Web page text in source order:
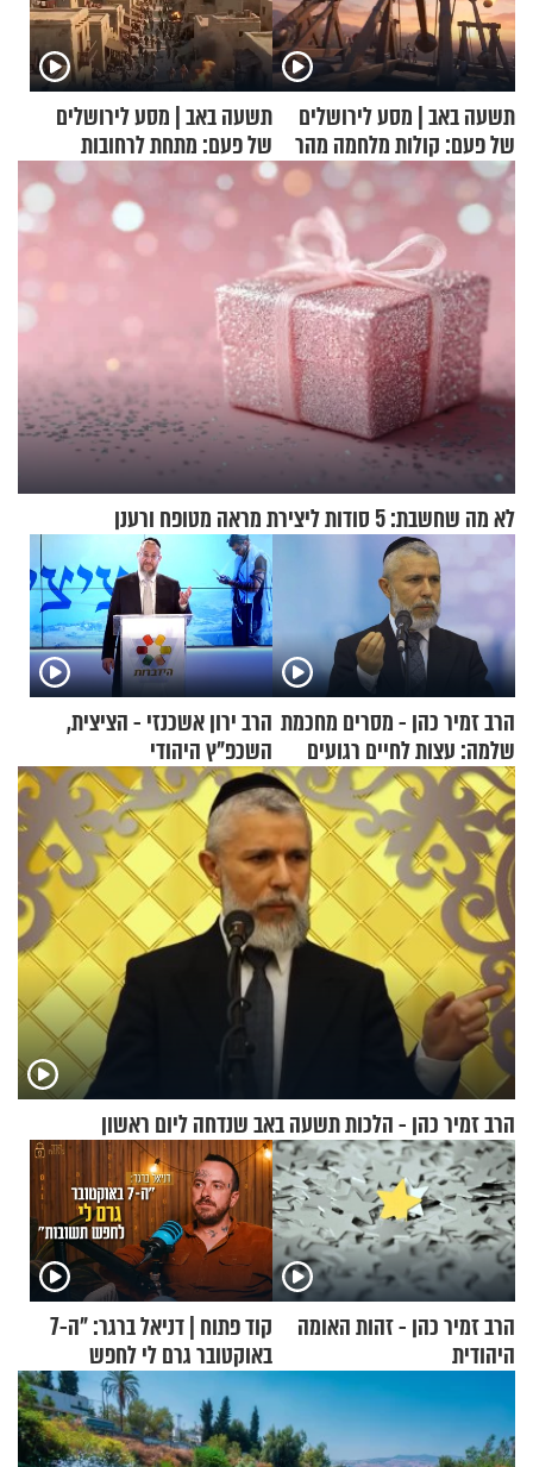
תשעה באב | מסע לירושלים
של פעם: קולות מלחמה מהר
הזיתים
תשעה באב | מסע לירושלים
של פעם: מתחת לרחובות
ירושלים
לא מה שחשבת: 5 סודות ליצירת מראה מטופח ורענן
הרב זמיר כהן - מסרים מחכמת
שלמה: עצות לחיים רגועים
הרב ירון אשכנזי - הציצית,
השכפ"ץ היהודי
הרב זמיר כהן - הלכות תשעה באב שנדחה ליום ראשון
הרב זמיר כהן - זהות האומה
היהודית
קוד פתוח | דניאל ברגר: "ה-7
באוקטובר גרם לי לחפש
תשובות"